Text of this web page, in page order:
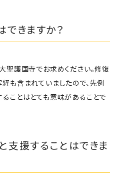
できますか？
聖護国寺でお求めください。修復
も含まれていましたので、先例
ことはとても意味があることで
支援することはできま